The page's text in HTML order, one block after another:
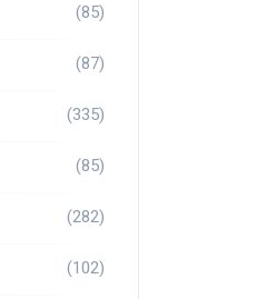
(85)
(87)
(335)
(85)
(282)
(102)